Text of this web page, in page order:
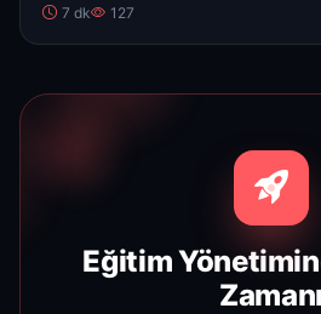
7 dk 127
Eğitim
Zamanı